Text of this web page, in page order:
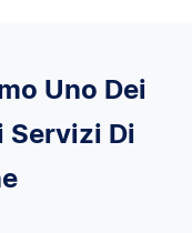
Uno Dei
Servizi Di